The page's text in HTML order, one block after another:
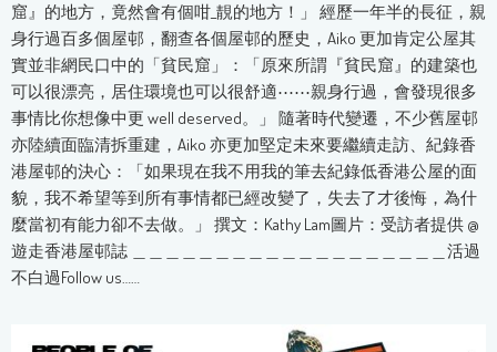
窟』的地方，竟然會有個咁_靚的地方！」 經歷一年半的長征，親
身行過百多個屋邨，翻查各個屋邨的歷史，Aiko 更加肯定公屋其
實並非網民口中的「貧民窟」：「原來所謂『貧民窟』的建築也
可以很漂亮，居住環境也可以很舒適⋯⋯親身行過，會發現很多
事情比你想像中更 well deserved。」 隨著時代變遷，不少舊屋邨
亦陸續面臨清拆重建，Aiko 亦更加堅定未來要繼續走訪、紀錄香
港屋邨的決心：「如果現在我不用我的筆去紀錄低香港公屋的面
貌，我不希望等到所有事情都已經改變了，失去了才後悔，為什
麼當初有能力卻不去做。」 撰文：Kathy Lam圖片：受訪者提供 @
遊走香港屋邨誌 ＿＿＿＿＿＿＿＿＿＿＿＿＿＿＿＿＿＿＿活過
不白過Follow us……